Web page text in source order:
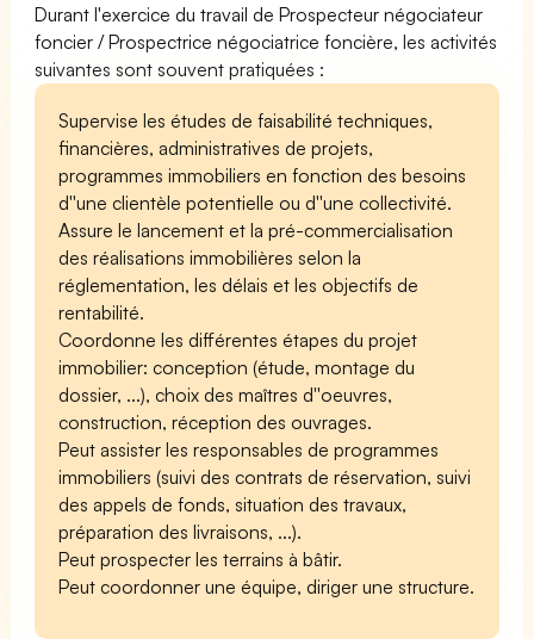
Durant l'exercice du travail de Prospecteur négociateur
foncier / Prospectrice négociatrice foncière, les activités
suivantes sont souvent pratiquées :
Supervise les études de faisabilité techniques,
financières, administratives de projets,
programmes immobiliers en fonction des besoins
d''une clientèle potentielle ou d''une collectivité.
Assure le lancement et la pré-commercialisation
des réalisations immobilières selon la
réglementation, les délais et les objectifs de
rentabilité.
Coordonne les différentes étapes du projet
immobilier: conception (étude, montage du
dossier, ...), choix des maîtres d''oeuvres,
construction, réception des ouvrages.
Peut assister les responsables de programmes
immobiliers (suivi des contrats de réservation, suivi
des appels de fonds, situation des travaux,
préparation des livraisons, ...).
Peut prospecter les terrains à bâtir.
Peut coordonner une équipe, diriger une structure.